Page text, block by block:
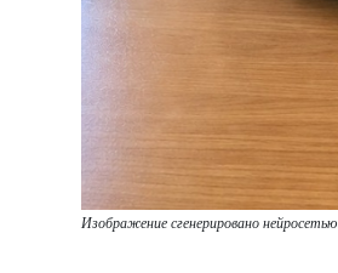
Изображение сгенерировано нейросетью